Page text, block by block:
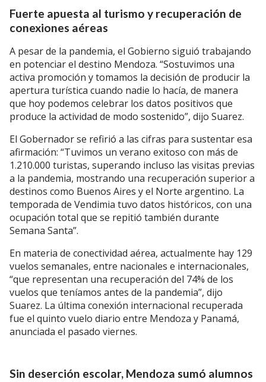
Fuerte apuesta al turismo y recuperación de
conexiones aéreas
A pesar de la pandemia, el Gobierno siguió trabajando
en potenciar el destino Mendoza. “Sostuvimos una
activa promoción y tomamos la decisión de producir la
apertura turística cuando nadie lo hacía, de manera
que hoy podemos celebrar los datos positivos que
produce la actividad de modo sostenido”, dijo Suarez.
El Gobernador se refirió a las cifras para sustentar esa
afirmación: “Tuvimos un verano exitoso con más de
1.210.000 turistas, superando incluso las visitas previas
a la pandemia, mostrando una recuperación superior a
destinos como Buenos Aires y el Norte argentino. La
temporada de Vendimia tuvo datos históricos, con una
ocupación total que se repitió también durante
Semana Santa”.
En materia de conectividad aérea, actualmente hay 129
vuelos semanales, entre nacionales e internacionales,
“que representan una recuperación del 74% de los
vuelos que teníamos antes de la pandemia”, dijo
Suarez. La última conexión internacional recuperada
fue el quinto vuelo diario entre Mendoza y Panamá,
anunciada el pasado viernes.
Sin deserción escolar, Mendoza sumó alumnos